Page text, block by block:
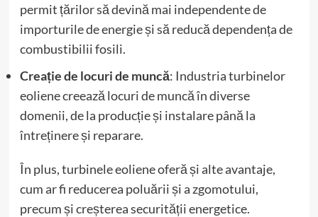
permit țărilor să devină mai independente de
importurile de energie și să reducă dependența de
combustibilii fosili.
Creație de locuri de muncă: Industria turbinelor
eoliene creează locuri de muncă în diverse
domenii, de la producție și instalare până la
întreținere și reparare.
În plus, turbinele eoliene oferă și alte avantaje,
cum ar fi reducerea poluării și a zgomotului,
precum și creșterea securității energetice.